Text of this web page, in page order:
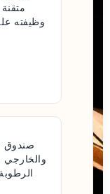
وظيفته
صندوق